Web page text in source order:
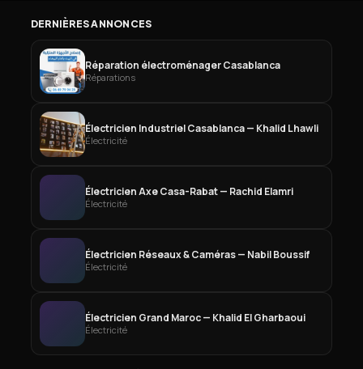
DERNIÈRES ANNONCES
Réparation électroménager Casablanca
Réparations
Électricien Industriel Casablanca — Khalid Lhawli
Électricité
Électricien Axe Casa-Rabat — Rachid Elamri
Électricité
Électricien Réseaux & Caméras — Nabil Boussif
Électricité
Électricien Grand Maroc — Khalid El Gharbaoui
Électricité